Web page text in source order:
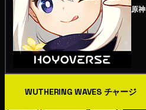
原神
WUTHERING WAVES チャージ